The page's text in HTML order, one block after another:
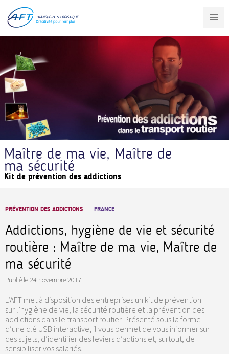
contenu
principal
Maître de ma vie, Maître de
ma sécurité
Kit de prévention des addictions
PRÉVENTION DES ADDICTIONS FRANCE
Addictions, hygiène de vie et sécurité
routière : Maître de ma vie, Maître de
ma sécurité
Publié le 24 novembre 2017
L’AFT met à disposition des entreprises un kit de prévention
sur l’hygiène de vie, la sécurité routière et la prévention des
addictions dans le transport routier. Présenté sous la forme
d’une clé USB interactive, il vous permet de vous informer sur
ces sujets, d’identifier des leviers d’actions et, surtout, de
sensibiliser vos salariés.